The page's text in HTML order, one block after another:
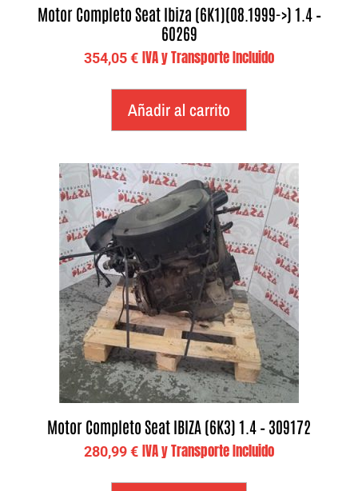
Motor Completo Seat Ibiza (6K1)(08.1999->) 1.4 –
60269
354,05€ IVA y Transporte Incluido
Añadir al carrito
Motor Completo Seat IBIZA (6K3) 1.4 – 309172
280,99€ IVA y Transporte Incluido